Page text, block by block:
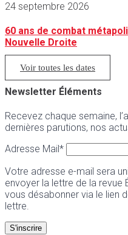
24 septembre 2026
60 ans de combat
Nouvelle Droite
Voir toutes les dates
Newsletter Éléments
Recevez chaque semaine,
dernières parutions, nos
Adresse Mail*
Votre adresse e-mail sera
envoyer la lettre de la revue
vous désabonner via le lien
lettre.